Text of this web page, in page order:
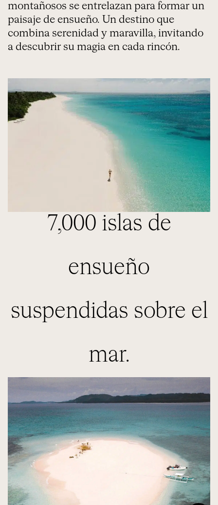
montañosos se entrelazan para formar un
paisaje de ensueño. Un destino que
combina serenidad y maravilla, invitando
a descubrir su magia en cada rincón.
7,000 islas de
ensueño
suspendidas sobre el
mar.